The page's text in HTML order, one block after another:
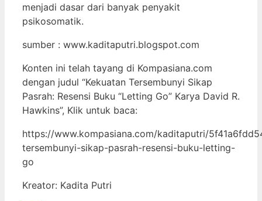
menjadi dasar dari banyak penyakit
psikosomatik.
sumber : www.kaditaputri.blogspot.com
Konten ini telah tayang di Kompasiana.com
dengan judul “Kekuatan Tersembunyi Sikap
Pasrah: Resensi Buku “Letting Go” Karya David R.
Hawkins”, Klik untuk baca:
https://www.kompasiana.com/kaditaputri/
tersembunyi-sikap-pasrah-resensi-buku-letting-
go
Kreator: Kadita Putri